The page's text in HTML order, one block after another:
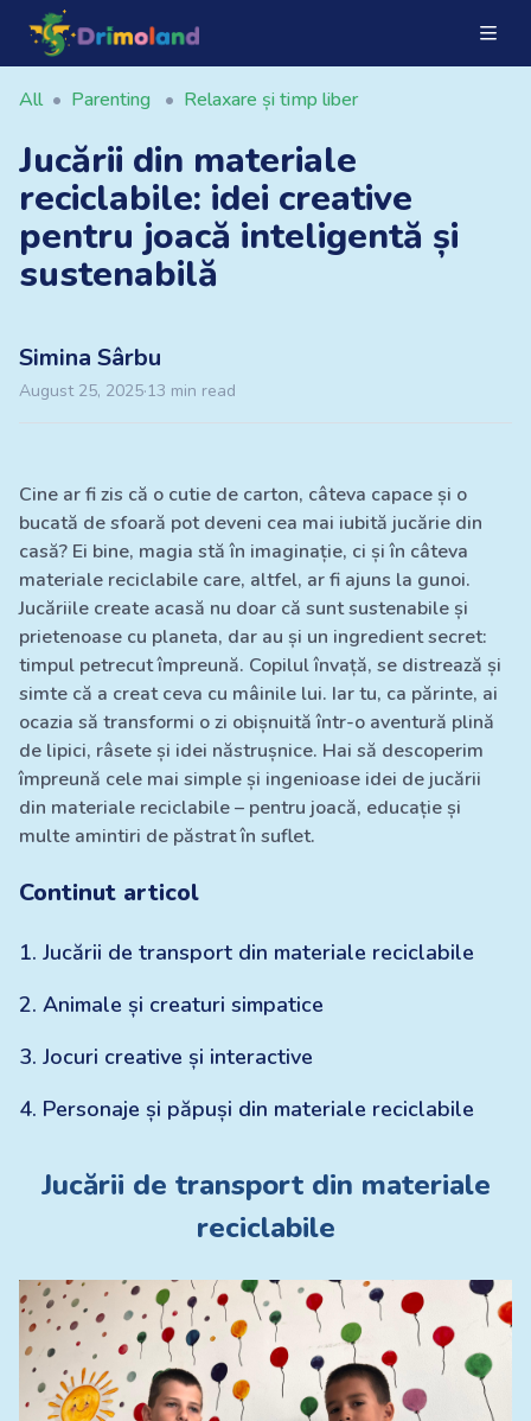
All • Parenting • Relaxare și timp liber
Jucării din materiale
reciclabile: idei creative
pentru joacă inteligentă și
sustenabilă
Simina Sârbu
August 25, 2025·13 min read
Cine ar fi zis că o cutie de carton, câteva capace și o
bucată de sfoară pot deveni cea mai iubită jucărie din
casă? Ei bine, magia stă în imaginație, ci și în câteva
materiale reciclabile care, altfel, ar fi ajuns la gunoi.
Jucăriile create acasă nu doar că sunt sustenabile și
prietenoase cu planeta, dar au și un ingredient secret:
timpul petrecut împreună. Copilul învață, se distrează și
simte că a creat ceva cu mâinile lui. Iar tu, ca părinte, ai
ocazia să transformi o zi obișnuită într-o aventură plină
de lipici, râsete și idei năstrușnice. Hai să descoperim
împreună cele mai simple și ingenioase idei de jucării
din materiale reciclabile – pentru joacă, educație și
multe amintiri de păstrat în suflet.
Continut articol
1. Jucării de transport din materiale reciclabile
2. Animale și creaturi simpatice
3. Jocuri creative și interactive
4. Personaje și păpuși din materiale reciclabile
Jucării de transport din materiale
reciclabile